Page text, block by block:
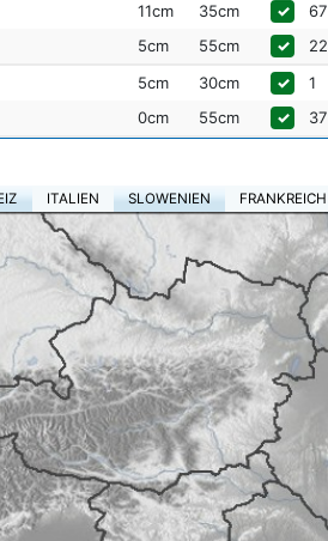
11cm 35cm ✓
67
5cm 55cm ✓
22
5cm 30cm ✓
1
0cm 55cm ✓ 37
ITALIEN SLOWENIEN FRANKREICH